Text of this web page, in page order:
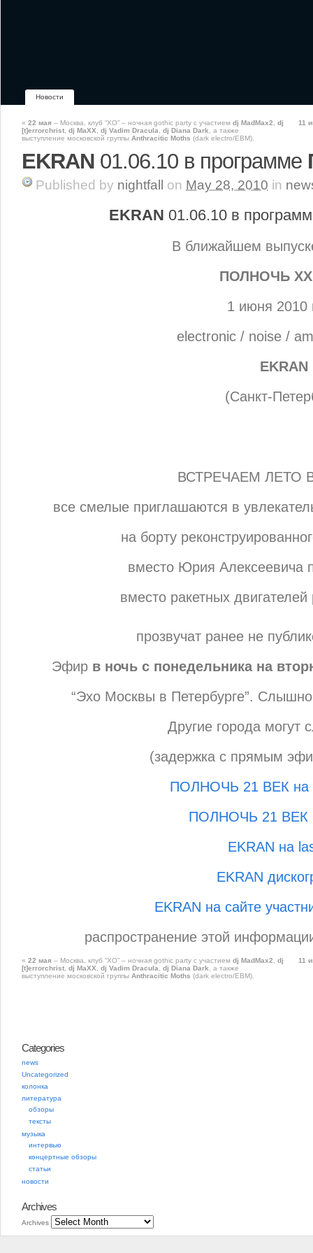
Новости
« 22 мая – Москва, клуб “XO” – ночная gothic party с участием dj MadMax2
dj
[t]errorchrist dj MaXX dj Vadim Dracula dj Diana Dark , а также
выступление московской группы Anthracitic Moths (dark electro/EBM).
11
EKRAN 01.06.10 в программе
Published by nightfall on May 28, 2010 in
EKRAN 01.06.10 в
В ближайшем
ПОЛНОЧЬ
1 июня 2010
electronic / noise /
EKRAN
(Санкт-
ВСТРЕЧАЕМ ЛЕТО
все смелые приглашаются в
на борту
вместо Юрия Алексеевича
вместо ракетных двигателей
прозвучат ранее не
Эфир в ночь с понедельника на
“Эхо Москвы в Петербурге”.
Другие города могут
(задержка с прямым
ПОЛНОЧЬ 21 ВЕК на
ПОЛНОЧЬ 21 ВЕК
EKRAN на
EKRAN
EKRAN на сайте
распространение этой
« 22 мая – Москва, клуб “XO” – ночная gothic party с участием dj MadMax2
dj
[t]errorchrist dj MaXX dj Vadim Dracula dj Diana Dark , а также
выступление московской группы Anthracitic Moths (dark electro/EBM).
11
Categories
news
Uncategorized
колонка
литература
обзоры
тексты
музыка
интервью
концертные обзоры
статьи
новости
Archives
Archives